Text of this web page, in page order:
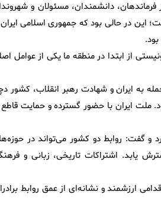
دانشمندان، مسئولان و
در حالی بود که جمهوری اسلامی ایران
از ابتدا در منطقه ما یکی از عوامل
به ایران و شهادت رهبر انقلاب، کشور
ملت ایران با حضور گسترده و حمایت قاطع
و گفت: روابط دو کشور می‌تواند در
یابد. اشتراکات تاریخی، زبانی و
ارزشمند و نشانه‌ای از عمق روابط